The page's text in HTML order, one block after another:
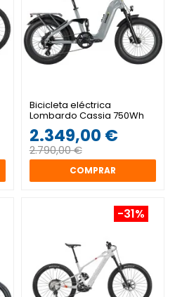
Bicicleta eléctrica
Lombardo Cassia 750Wh
2.349,00 €
2.790,00 €
COMPRAR
-31%